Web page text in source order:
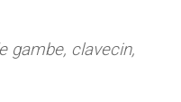
gambe, clavecin,